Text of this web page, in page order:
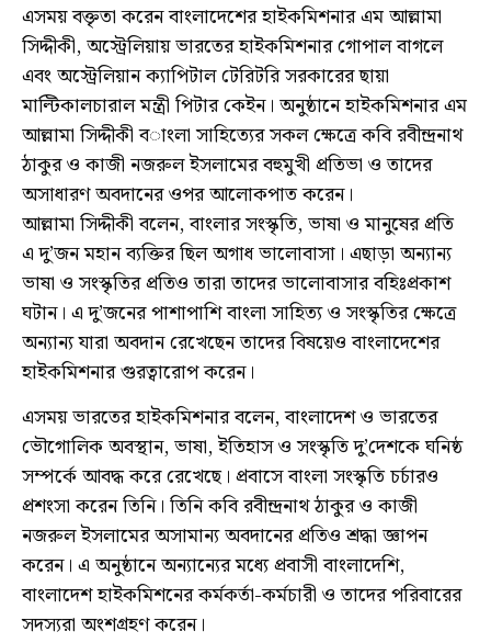
এসময় বক্তৃতা করেন বাংলাদেশের হাইকমিশনার এম আল্লামা
সিদ্দীকী, অস্ট্রেলিয়ায় ভারতের হাইকমিশনার গোপাল বাগলে
এবং অস্ট্রেলিয়ান ক্যাপিটাল টেরিটরি সরকারের ছায়া
মাল্টিকালচারাল মন্ত্রী পিটার কেইন। অনুষ্ঠানে হাইকমিশনার এম
আল্লামা সিদ্দীকী বাংলা সাহিত্যের সকল ক্ষেত্রে কবি রবীন্দ্রনাথ
ঠাকুর ও কাজী নজরুল ইসলামের বহুমুখী প্রতিভা ও তাদের
অসাধারণ অবদানের ওপর আলোকপাত করেন।
আল্লামা সিদ্দীকী বলেন, বাংলার সংস্কৃতি, ভাষা ও মানুষের প্রতি
এ দু’জন মহান ব্যক্তির ছিল অগাধ ভালোবাসা। এছাড়া অন্যান্য
ভাষা ও সংস্কৃতির প্রতিও তারা তাদের ভালোবাসার বহিঃপ্রকাশ
ঘটান। এ দু’জনের পাশাপাশি বাংলা সাহিত্য ও সংস্কৃতির ক্ষেত্রে
অন্যান্য যারা অবদান রেখেছেন তাদের বিষয়েও বাংলাদেশের
হাইকমিশনার গুরত্বারোপ করেন।
এসময় ভারতের হাইকমিশনার বলেন, বাংলাদেশ ও ভারতের
ভৌগোলিক অবস্থান, ভাষা, ইতিহাস ও সংস্কৃতি দু’দেশকে ঘনিষ্ঠ
সম্পর্কে আবদ্ধ করে রেখেছে। প্রবাসে বাংলা সংস্কৃতি চর্চারও
প্রশংসা করেন তিনি। তিনি কবি রবীন্দ্রনাথ ঠাকুর ও কাজী
নজরুল ইসলামের অসামান্য অবদানের প্রতিও শ্রদ্ধা জ্ঞাপন
করেন। এ অনুষ্ঠানে অন্যান্যের মধ্যে প্রবাসী বাংলাদেশি,
বাংলাদেশ হাইকমিশনের কর্মকর্তা-কর্মচারী ও তাদের পরিবারের
সদস্যরা অংশগ্রহণ করেন।